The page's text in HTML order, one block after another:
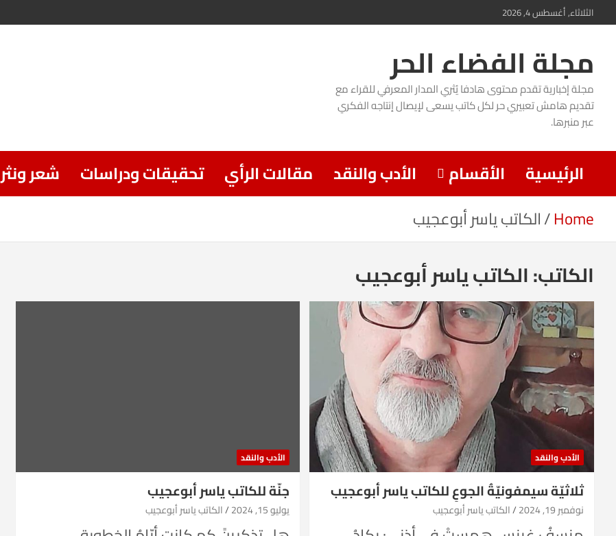
Skip
content
الثلاثاء, أغسطس 4, 2026
مجلة الفضاء الحر
مجلة إخبارية تقدم محتوى هادفا يُثري المدار المعرفي للقراء مع
تقديم هامش تعبيري حر لكل كاتب يسعى لإيصال إنتاجه الفكري
عبر منبرها.
الرئيسية الأقسام الأدب والنقد مقالات الرأي تحقيقات ودراسات شعر ونثر
Home الكاتب ياسر أبوعجيب
الكاتب:الكاتب ياسر أبوعجيب
الأدب والنقد
ثلاثيّة سيمفونيّةُ الجوعِ للكاتب ياسر أبوعجيب
نوفمبر 19, 2024 الكاتب ياسر أبوعجيب
الأدب والنقد
جنّة للكاتب ياسر أبوعجيب
يوليو 15, 2024 الكاتب ياسر أبوعجيب